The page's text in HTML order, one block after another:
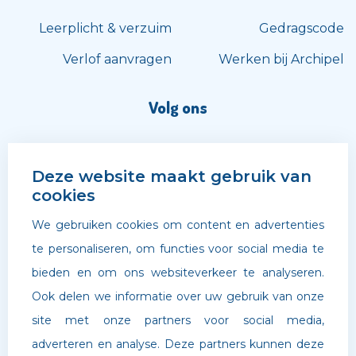
Leerplicht & verzuim
Verlof aanvragen
Gedragscode
Werken bij Archipel
Volg ons
Deze website maakt gebruik van
cookies
We gebruiken cookies om content en advertenties
te personaliseren, om functies voor social media te
bieden en om ons websiteverkeer te analyseren.
Ook delen we informatie over uw gebruik van onze
site met onze partners voor social media,
adverteren en analyse. Deze partners kunnen deze